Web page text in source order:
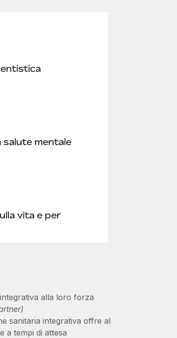
mentale
vita e per
alla loro forza
sanitaria integrativa offre al
a tempi di attesa